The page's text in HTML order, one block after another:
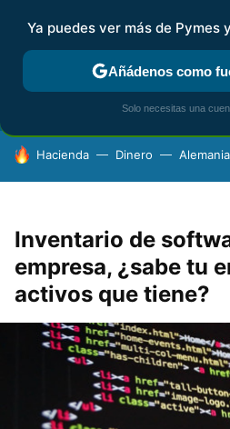
FISCALIDAD Y CONTABILIDAD
HOY SE HABLA DE
Hacienda Dinero Alemania
Inventario de
empresa, ¿sabe tu
activos que tiene?
Ya puedes ver más de Pymes
Añádenos como
Solo necesitas una